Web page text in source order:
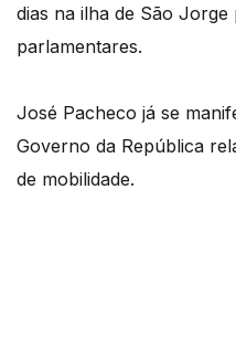
dias na ilha de São Jorge
parlamentares.
José Pacheco já se
Governo da República
de mobilidade.